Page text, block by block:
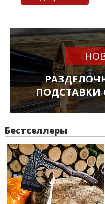
Бестселлеры